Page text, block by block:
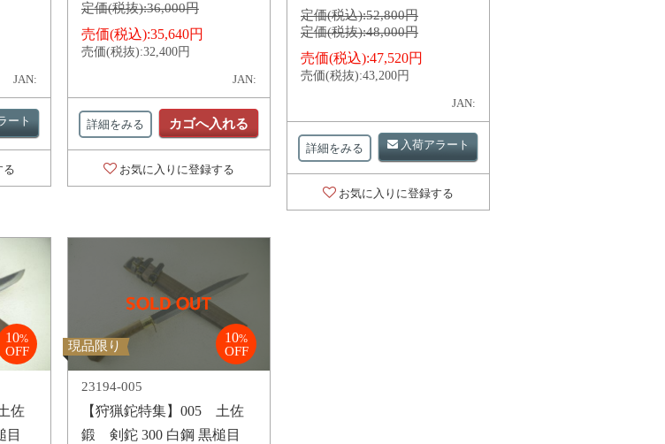
JAN:
ート
る
定価(税抜):36,000円
売価(税込):35,640円
売価(税抜):32,400円
JAN:
詳細をみる カゴへ入れる
お気に入りに登録する
定価(税込):52,800円
定価(税抜):48,000円
売価(税込):47,520円
売価(税抜):43,200円
JAN:
詳細をみる 入荷アラート
お気に入りに登録する
10%
OFF
佐
目
現品限り
10%
OFF
23194-005
【狩猟鉈特集】005 土佐
鍛 剣鉈 300 白鋼 黒槌目